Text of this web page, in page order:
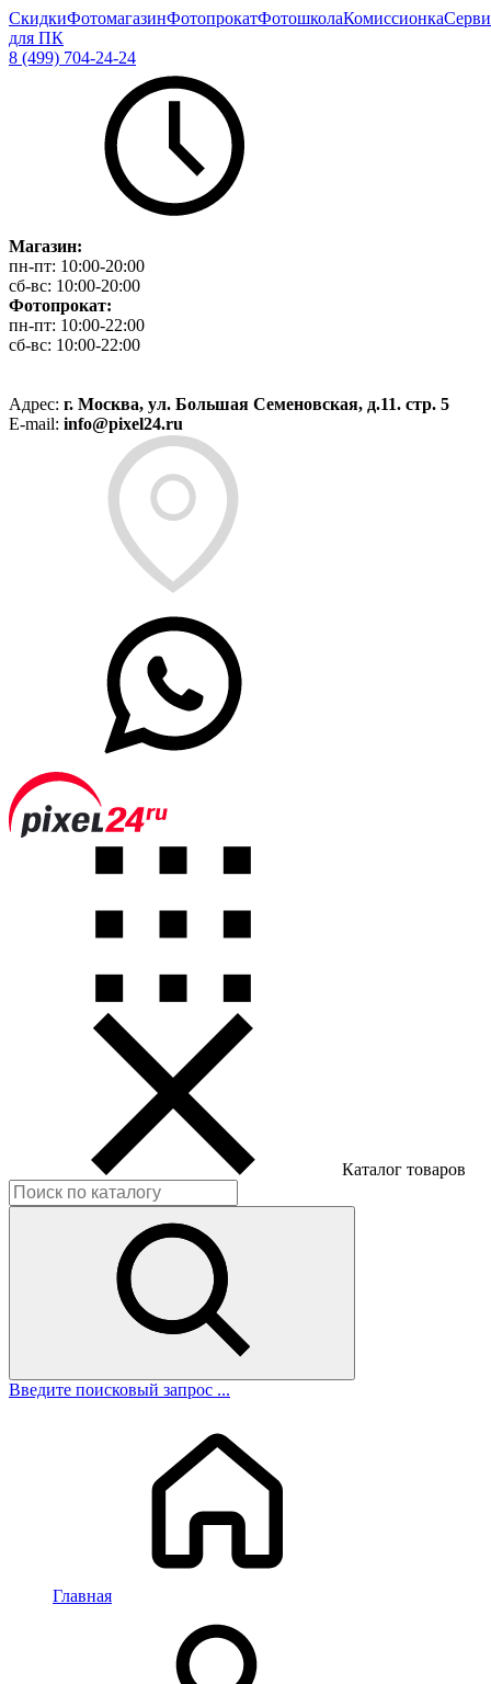
СкидкиФотомагазинФотопрокатФотошколаКомиссионка
для ПК
8 (499) 704-24-24
Магазин:
пн-пт: 10:00-20:00
сб-вс: 10:00-20:00
Фотопрокат:
пн-пт: 10:00-22:00
сб-вс: 10:00-22:00
Адрес: г. Москва, ул. Большая Семеновская, д.11. стр. 5
E-mail: info@pixel24.ru
Каталог товаров
Введите поисковый запрос ...
Главная